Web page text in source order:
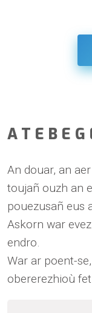
An douar, an
toujañ ouzh an
pouezusañ eus
Askorn war
endro.
War ar poent-
obererezhioù